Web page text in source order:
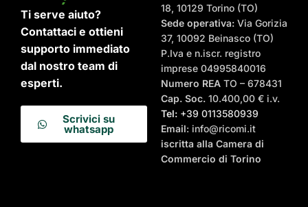
Ti serve aiuto?
Contattaci e ottieni
supporto immediato
dal nostro team di
esperti.
Scrivici su
whatsapp
18, 10129 Torino (TO)
Sede operativa:Via Gorizia
37, 10092 Beinasco (TO)
P.Iva e n.iscr. registro
imprese 04995840016
Numero REA TO – 678431
Cap. Soc.10.400,00 € i.v.
Tel:+39 0113580939
Email: info@ricomi.it
iscritta alla Camera di
Commercio di Torino